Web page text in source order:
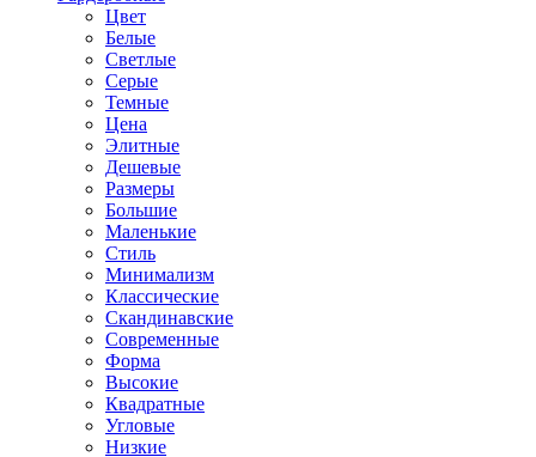
Цвет
Белые
Светлые
Серые
Темные
Цена
Элитные
Дешевые
Размеры
Большие
Маленькие
Стиль
Минимализм
Классические
Скандинавские
Современные
Форма
Высокие
Квадратные
Угловые
Низкие